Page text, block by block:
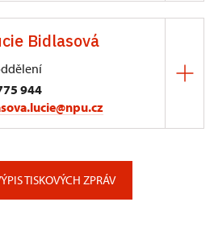
Bidlasová
944
TISKOVÝCH ZPRÁV